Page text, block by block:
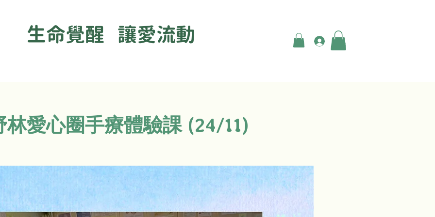
生命覺醒 讓愛流動 登入
林愛心圈手療體驗課 (24/11)